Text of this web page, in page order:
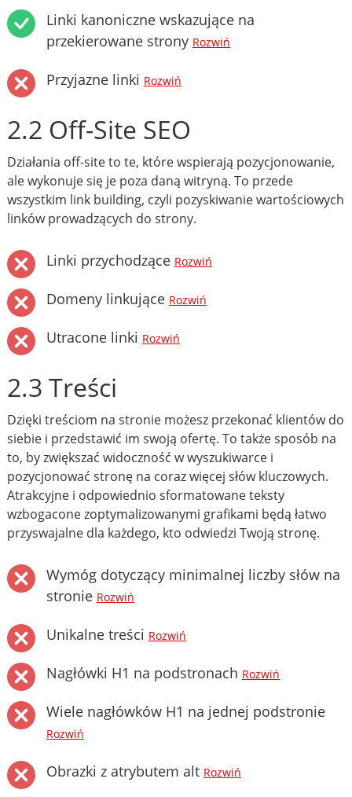
Linki kanoniczne wskazujące na
przekierowane strony Rozwiń
Przyjazne linki Rozwiń
2.2 Off-Site SEO
Działania off-site to te, które wspierają pozycjonowanie,
ale wykonuje się je poza daną witryną. To przede
wszystkim link building, czyli pozyskiwanie wartościowych
linków prowadzących do strony.
Linki przychodzące Rozwiń
Domeny linkujące Rozwiń
Utracone linki Rozwiń
2.3 Treści
Dzięki treściom na stronie możesz przekonać klientów do
siebie i przedstawić im swoją ofertę. To także sposób na
to, by zwiększać widoczność w wyszukiwarce i
pozycjonować stronę na coraz więcej słów kluczowych.
Atrakcyjne i odpowiednio sformatowane teksty
wzbogacone zoptymalizowanymi grafikami będą łatwo
przyswajalne dla każdego, kto odwiedzi Twoją stronę.
Wymóg dotyczący minimalnej liczby słów na
stronie Rozwiń
Unikalne treści Rozwiń
Nagłówki H1 na podstronach Rozwiń
Wiele nagłówków H1 na jednej podstronie
Rozwiń
Obrazki z atrybutem alt Rozwiń